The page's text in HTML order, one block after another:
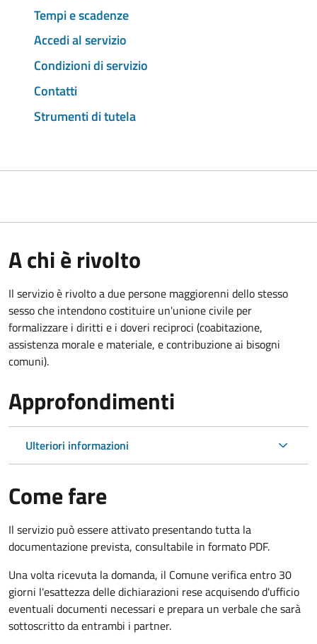
Tempi e scadenze
Accedi al servizio
Condizioni di servizio
Contatti
Strumenti di tutela
A chi è rivolto
Il servizio è rivolto a due persone maggiorenni dello stesso
sesso che intendono costituire un'unione civile per
formalizzare i diritti e i doveri reciproci (coabitazione,
assistenza morale e materiale, e contribuzione ai bisogni
comuni).
Approfondimenti
Ulteriori informazioni
Come fare
Il servizio può essere attivato presentando tutta la
documentazione prevista, consultabile in formato PDF.
Una volta ricevuta la domanda, il Comune verifica entro 30
giorni l'esattezza delle dichiarazioni rese acquisendo d'ufficio
eventuali documenti necessari e prepara un verbale che sarà
sottoscritto da entrambi i partner.